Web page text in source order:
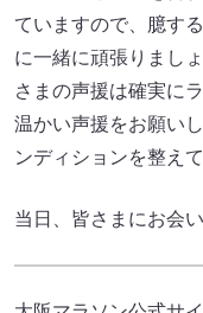
ていますので、臆す
に一緒に頑張りまし
さまの声援は確実に
温かい声援をお願い
ンディションを整え
当日、皆さまにお会